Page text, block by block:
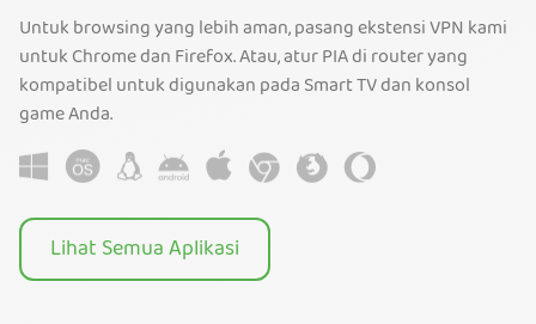
Untuk browsing yang lebih aman, pasang ekstensi VPN kami
untuk Chrome dan Firefox. Atau, atur PIA di router yang
kompatibel untuk digunakan pada Smart TV dan konsol
game Anda.
Lihat Semua Aplikasi